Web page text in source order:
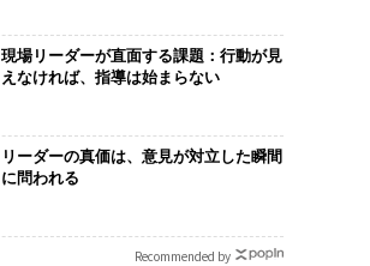
現場リーダーが直面する課題：行動が見
えなければ、指導は始まらない
リーダーの真価は、意見が対立した瞬間
に問われる
Recommended by